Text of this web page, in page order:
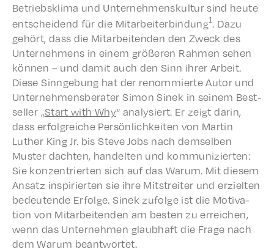
Betrieb­skli­ma und Unternehmen­skul­tur sind heute
entschei­dend für die Mitar­beit­erbindung1. Dazu
gehört, dass die Mitar­bei­t­en­den den Zweck des
Unternehmens in einem größeren Rahmen sehen
können – und damit auch den Sinn ihrer Arbeit.
Diese Sinnge­bung hat der renom­mierte Autor und
Unternehmens­ber­ater Simon Sinek in seinem Best­
seller „Start with Why“ analysiert. Er zeigt darin,
dass erfol­gre­iche Persön­lichkeit­en von Martin
Luther King Jr. bis Steve Jobs nach demsel­ben
Muster dacht­en, handel­ten und kommu­nizierten:
Sie konzen­tri­erten sich auf das Warum. Mit diesem
Ansatz inspiri­erten sie ihre Mitstre­it­er und erziel­ten
bedeu­tende Erfolge. Sinek zufolge ist die Moti­va­
tion von Mitar­bei­t­en­den am besten zu erre­ichen,
wenn das Unternehmen glaub­haft die Frage nach
dem Warum beantwortet.